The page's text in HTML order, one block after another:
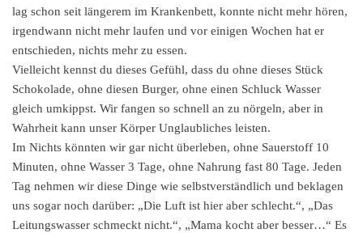
lag schon seit längerem im Krankenbett, konnte nicht mehr hören,
irgendwann nicht mehr laufen und vor einigen Wochen hat er
entschieden, nichts mehr zu essen.
Vielleicht kennst du dieses Gefühl, dass du ohne dieses Stück
Schokolade, ohne diesen Burger, ohne einen Schluck Wasser
gleich umkippst. Wir fangen so schnell an zu nörgeln, aber in
Wahrheit kann unser Körper Unglaubliches leisten.
Im Nichts könnten wir gar nicht überleben, ohne Sauerstoff 10
Minuten, ohne Wasser 3 Tage, ohne Nahrung fast 80 Tage. Jeden
Tag nehmen wir diese Dinge wie selbstverständlich und beklagen
uns sogar noch darüber: „Die Luft ist hier aber schlecht.“, „Das
Leitungswasser schmeckt nicht.“, „Mama kocht aber besser…“ Es